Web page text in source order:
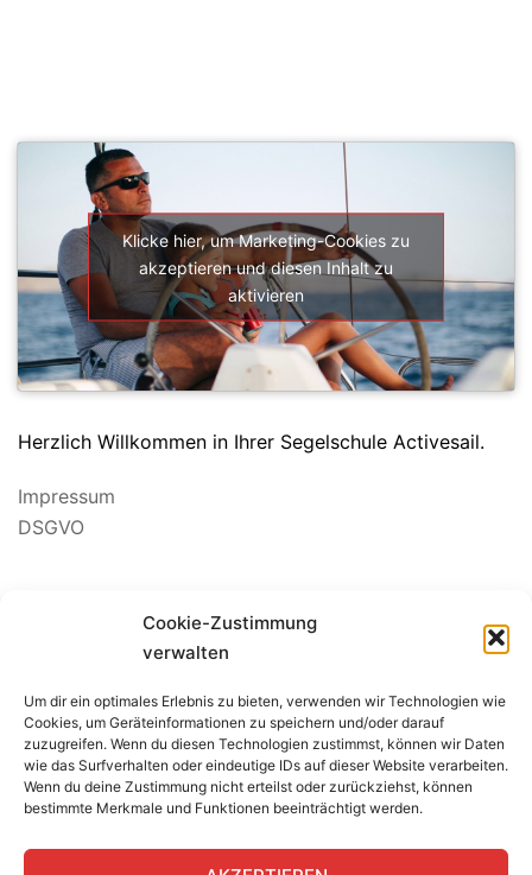
Cookie-Zustimmung
verwalten
Um dir ein optimales Erlebnis zu bieten, verwenden wir Technologien wie
Cookies, um Geräteinformationen zu speichern und/oder darauf
zuzugreifen. Wenn du diesen Technologien zustimmst, können wir Daten
wie das Surfverhalten oder eindeutige IDs auf dieser Website verarbeiten.
Wenn du deine Zustimmung nicht erteilst oder zurückziehst, können
bestimmte Merkmale und Funktionen beeinträchtigt werden.
Klicke hier, um Marketing-Cookies zu
akzeptieren und diesen Inhalt zu
aktivieren
Herzlich Willkommen in Ihrer Segelschule Activesail.
Impressum
DSGVO
BEWERTUNG SEGELSCHULE